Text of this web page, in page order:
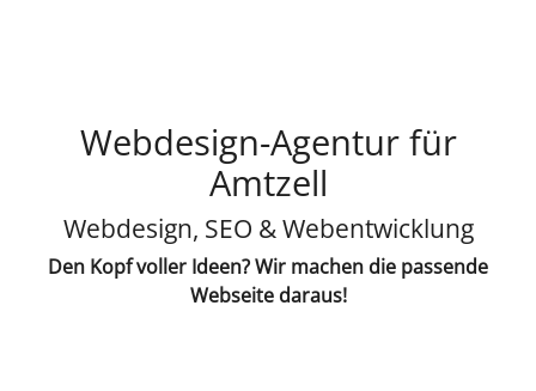
Webdesign-Agentur für
Amtzell
Webdesign, SEO & Webentwicklung
Den Kopf voller Ideen? Wir machen die passende
Webseite daraus!